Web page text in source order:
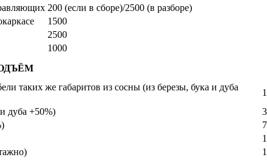
200 (если в сборе)/2500 (в разборе)
1500
2500
1000
таких же габаритов из сосны (из березы, бука и дуба
дуба +50%)